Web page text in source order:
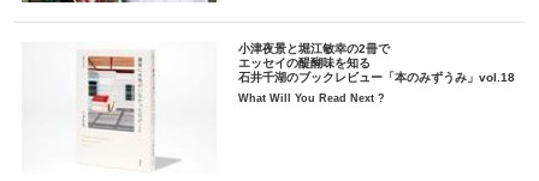
小津夜景と堀江敏幸の2冊で
エッセイの醍醐味を知る
石井千湖のブックレビュー「本のみずうみ」vol.18
What Will You Read Next ?